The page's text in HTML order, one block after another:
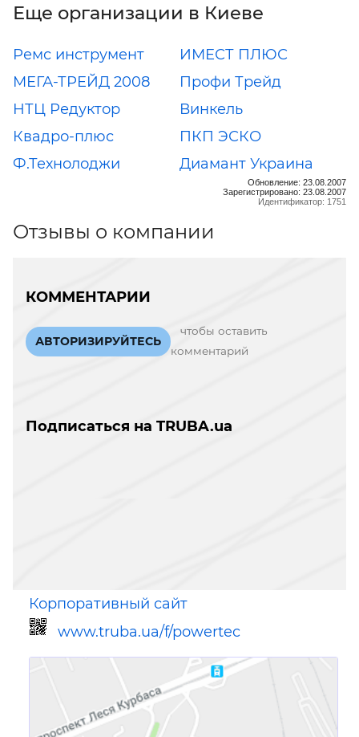
Еще организации в Киеве
Ремс инструмент
ИМЕСТ ПЛЮС
МЕГА-ТРЕЙД 2008
Профи Трейд
НТЦ Редуктор
Винкель
Квадро-плюс
ПКП ЭСКО
Ф.Технолоджи
Диамант Украина
Обновление: 23.08.2007
Зарегистрировано: 23.08.2007
Идентификатор: 1751
Отзывы о компании
КОММЕНТАРИИ
АВТОРИЗИРУЙТЕСЬ
чтобы оставить
комментарий
Подписаться на TRUBA.ua
Корпоративный сайт
www.truba.ua/f/powertec